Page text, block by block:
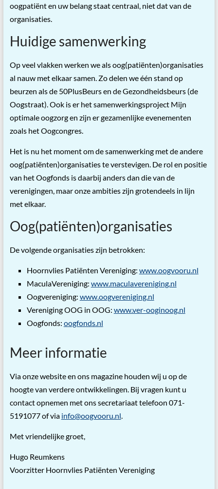
oogpatiënt en uw belang staat centraal, niet dat van de
organisaties.
Huidige samenwerking
Op veel vlakken werken we als oog(patiënten)organisaties
al nauw met elkaar samen. Zo delen we één stand op
beurzen als de 50PlusBeurs en de Gezondheidsbeurs (de
Oogstraat). Ook is er het samenwerkingsproject Mijn
optimale oogzorg en zijn er gezamenlijke evenementen
zoals het Oogcongres.
Het is nu het moment om de samenwerking met de andere
oog(patiënten)organisaties te verstevigen. De rol en positie
van het Oogfonds is daarbij anders dan die van de
verenigingen, maar onze ambities zijn grotendeels in lijn
met elkaar.
Oog(patiënten)organisaties
De volgende organisaties zijn betrokken:
Hoornvlies Patiënten Vereniging: www.oogvooru.nl
MaculaVereniging: www.maculavereniging.nl
Oogvereniging: www.oogvereniging.nl
Vereniging OOG in OOG: www.ver-ooginoog.nl
Oogfonds: oogfonds.nl
Meer informatie
Via onze website en ons magazine houden wij u op de
hoogte van verdere ontwikkelingen. Bij vragen kunt u
contact opnemen met ons secretariaat telefoon 071-
5191077 of via info@oogvooru.nl.
Met vriendelijke groet,
Hugo Reumkens
Voorzitter Hoornvlies Patiënten Vereniging